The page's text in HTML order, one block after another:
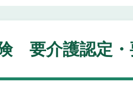
要介護認定